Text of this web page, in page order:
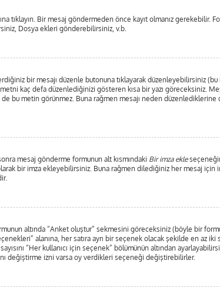
tıklayın. Bir mesaj göndermeden önce kayıt olmanız gerekebilir.
Dosya ekleri gönderebilirsiniz, v.b.
bir mesajı düzenle butonuna tıklayarak düzenleyebilirsiniz (bu
kaç defa düzenlediğinizi gösteren kısa bir yazı göreceksiniz.
bu metin görünmez. Buna rağmen mesajı neden düzenlediklerine
mesaj gönderme formunun alt kısmındaki Bir imza ekle
bir imza ekleyebilirsiniz. Buna rağmen dilediğiniz her mesaj için
altında “Anket oluştur” sekmesini göreceksiniz (böyle bir
alanına, her satıra ayrı bir seçenek olacak şekilde en az iki
“Her kullanıcı için seçenek” bölümünün altından
değiştirme izni varsa oy verdikleri seçeneği değiştirebilirler.